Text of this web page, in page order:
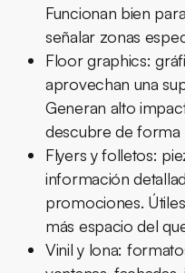
Funcionan bien
señalar zonas
Floor graphics:
aprovechan una
Generan alto
descubre de forma
Flyers y folletos:
información
promociones.
más espacio del
Vinil y lona: